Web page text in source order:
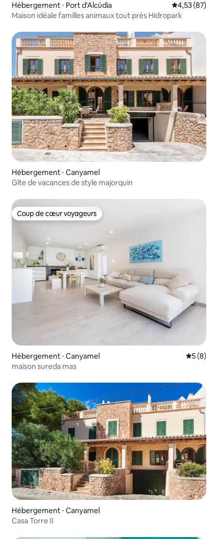
Hébergement ⋅ Port d'Alcúdia Évaluation
4,53 (87)
Maison idéale familles animaux tout près Hidropark
Hébergement ⋅ Canyamel
Gîte de vacances de style majorquin
Coup de cœur voyageurs
Coup de cœur voyageurs
Hébergement ⋅ Canyamel
5 (8)
maison sureda mas
Hébergement ⋅ Canyamel
Casa Torre II